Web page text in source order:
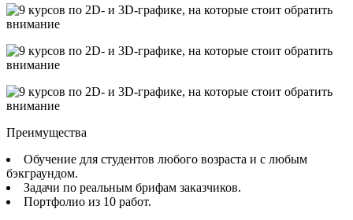
Преимущества
Обучение для студентов любого возраста и с любым
бэкграундом.
Задачи по реальным брифам заказчиков.
Портфолио из 10 работ.